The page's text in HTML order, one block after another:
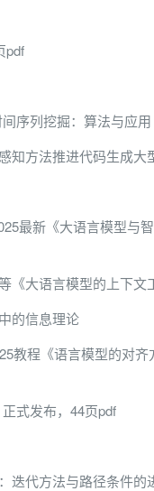
pdf
序列挖掘：算法与应用
知方法推进代码生成
最新《大语言模型与
《大语言模型的上下文
的信息理论
教程《语言模型的对
式发布，44页pdf
迭代方法与路径条件的